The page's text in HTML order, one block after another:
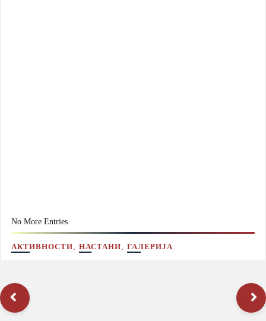
No More Entries
АКТИВНОСТИ НАСТАНИ ГАЛЕРИЈА